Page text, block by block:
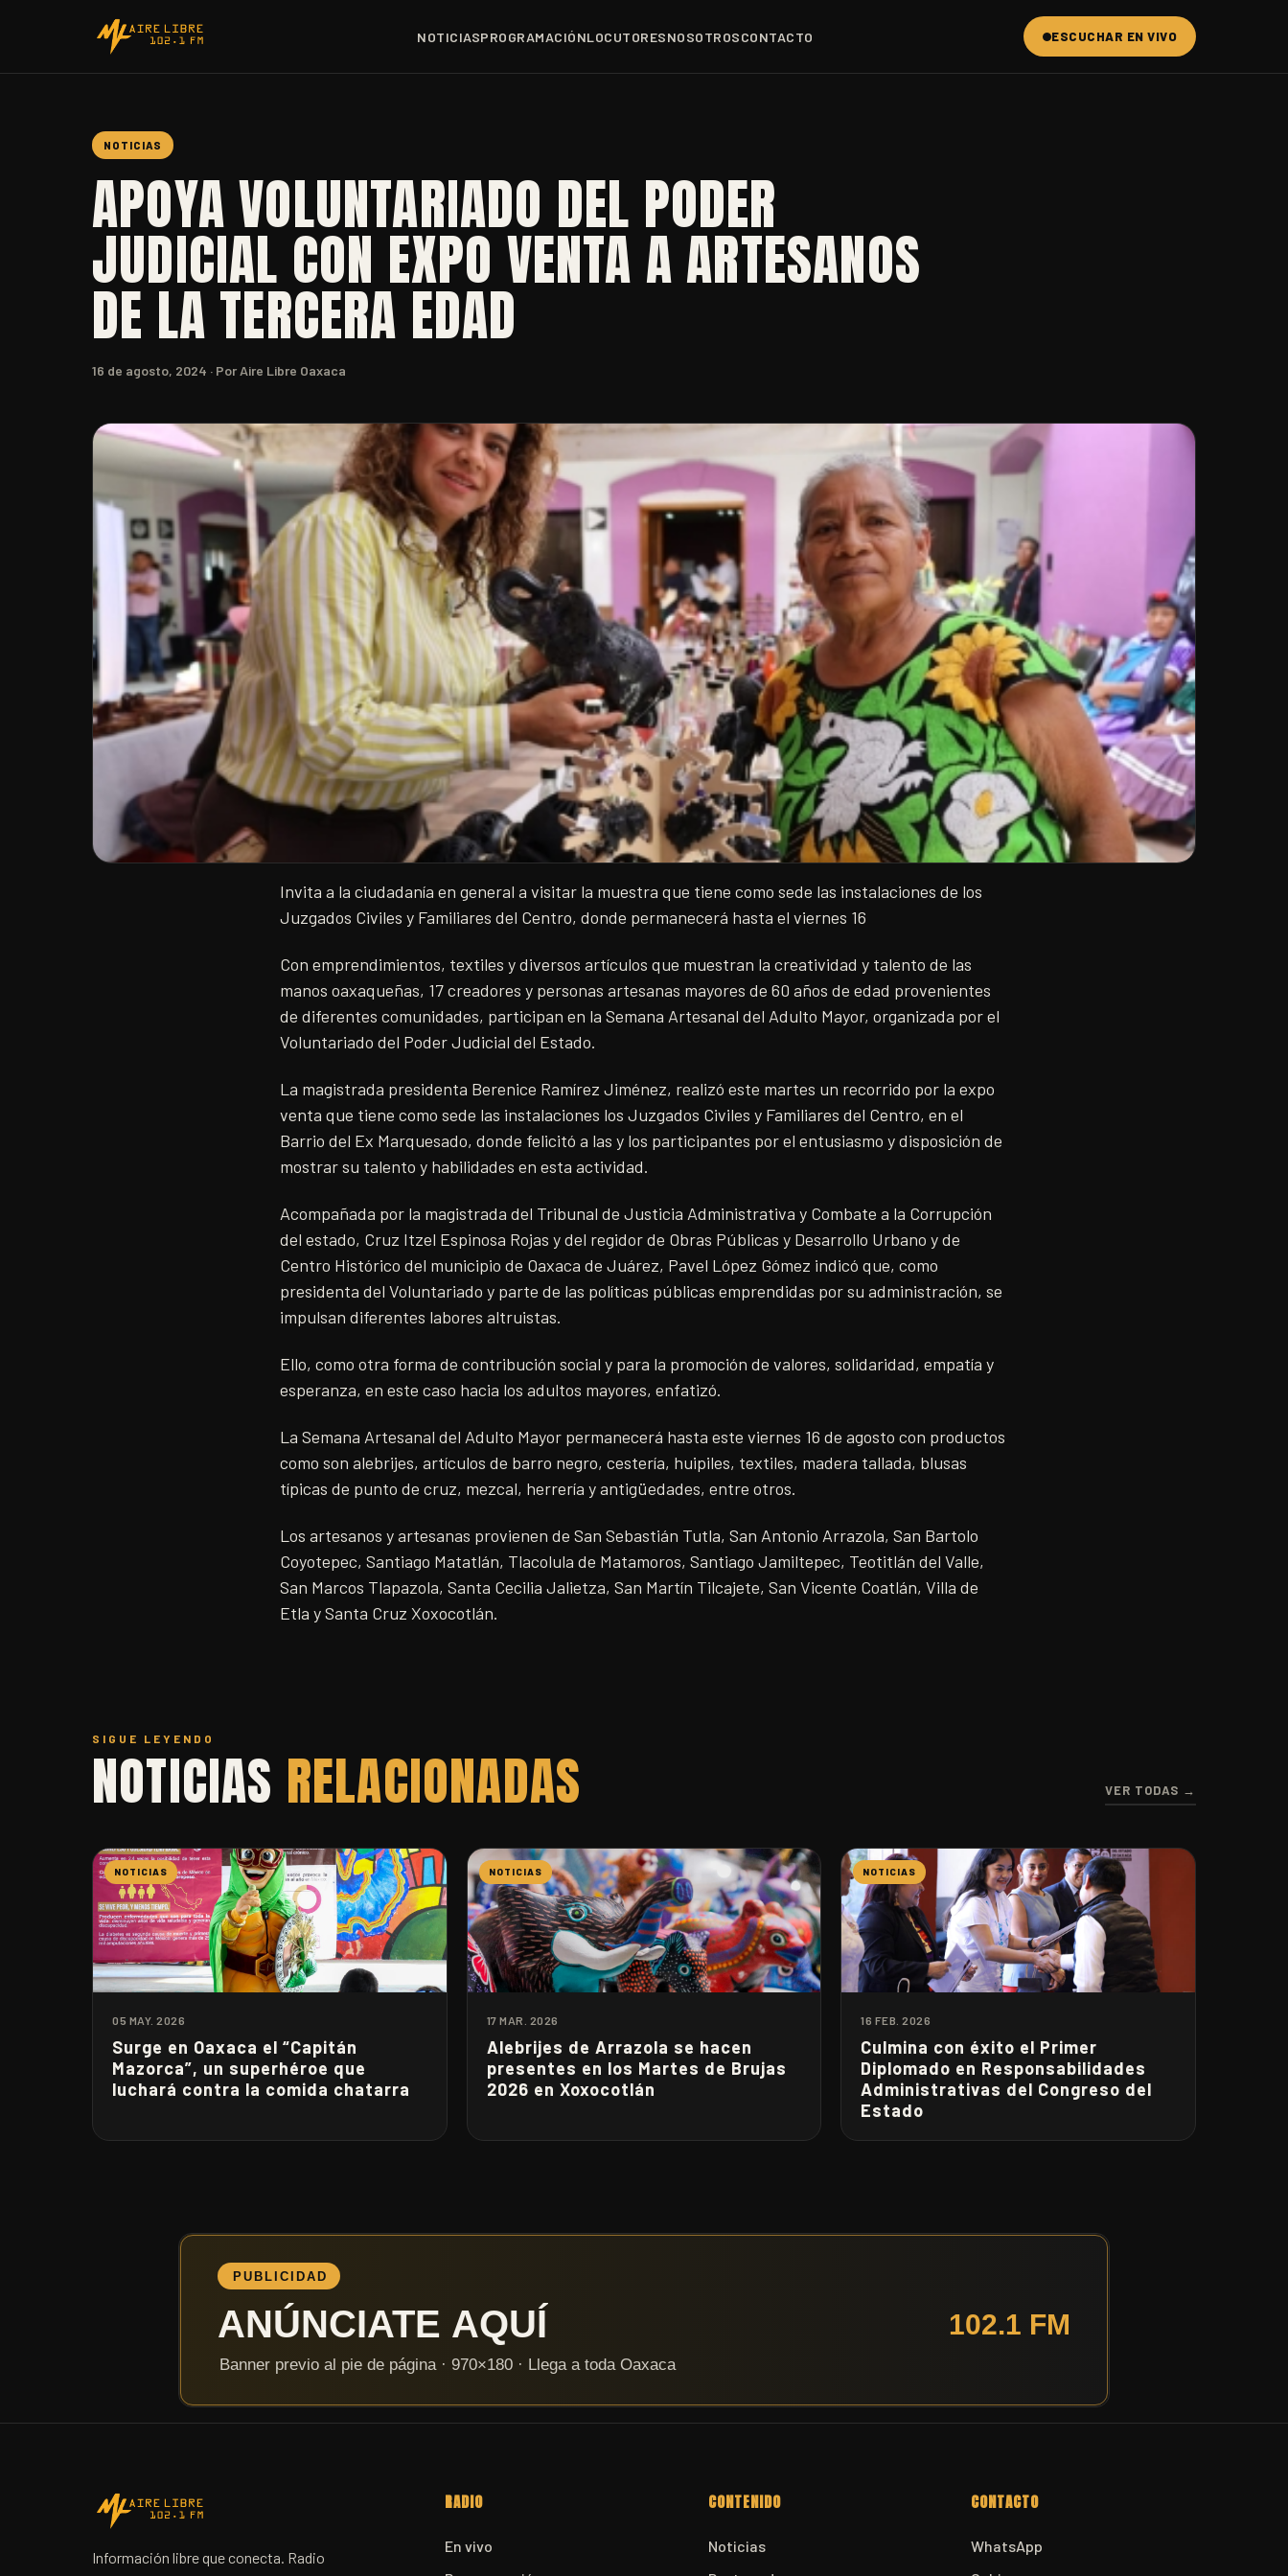
NOTICIASPROGRAMACIÓNLOCUTORESNOSOTROSCONTACTO ESCUCHAR EN VIVO
NOTICIAS
APOYA VOLUNTARIADO DEL PODER
JUDICIAL CON EXPO VENTA A ARTESANOS
DE LA TERCERA EDAD
16 de agosto, 2024 · Por Aire Libre Oaxaca
Invita a la ciudadanía en general a visitar la muestra que tiene como sede las instalaciones de los
Juzgados Civiles y Familiares del Centro, donde permanecerá hasta el viernes 16
Con emprendimientos, textiles y diversos artículos que muestran la creatividad y talento de las
manos oaxaqueñas, 17 creadores y personas artesanas mayores de 60 años de edad provenientes
de diferentes comunidades, participan en la Semana Artesanal del Adulto Mayor, organizada por el
Voluntariado del Poder Judicial del Estado.
La magistrada presidenta Berenice Ramírez Jiménez, realizó este martes un recorrido por la expo
venta que tiene como sede las instalaciones los Juzgados Civiles y Familiares del Centro, en el
Barrio del Ex Marquesado, donde felicitó a las y los participantes por el entusiasmo y disposición de
mostrar su talento y habilidades en esta actividad.
Acompañada por la magistrada del Tribunal de Justicia Administrativa y Combate a la Corrupción
del estado, Cruz Itzel Espinosa Rojas y del regidor de Obras Públicas y Desarrollo Urbano y de
Centro Histórico del municipio de Oaxaca de Juárez, Pavel López Gómez indicó que, como
presidenta del Voluntariado y parte de las políticas públicas emprendidas por su administración, se
impulsan diferentes labores altruistas.
Ello, como otra forma de contribución social y para la promoción de valores, solidaridad, empatía y
esperanza, en este caso hacia los adultos mayores, enfatizó.
La Semana Artesanal del Adulto Mayor permanecerá hasta este viernes 16 de agosto con productos
como son alebrijes, artículos de barro negro, cestería, huipiles, textiles, madera tallada, blusas
típicas de punto de cruz, mezcal, herrería y antigüedades, entre otros.
Los artesanos y artesanas provienen de San Sebastián Tutla, San Antonio Arrazola, San Bartolo
Coyotepec, Santiago Matatlán, Tlacolula de Matamoros, Santiago Jamiltepec, Teotitlán del Valle,
San Marcos Tlapazola, Santa Cecilia Jalietza, San Martín Tilcajete, San Vicente Coatlán, Villa de
Etla y Santa Cruz Xoxocotlán.
SIGUE LEYENDO
NOTICIAS RELACIONADAS VER TODAS →
NOTICIAS
05 MAY. 2026
Surge en Oaxaca el “Capitán
Mazorca”, un superhéroe que
luchará contra la comida chatarra
NOTICIAS
17 MAR. 2026
Alebrijes de Arrazola se hacen
presentes en los Martes de Brujas
2026 en Xoxocotlán
NOTICIAS
16 FEB. 2026
Culmina con éxito el Primer
Diplomado en Responsabilidades
Administrativas del Congreso del
Estado
Información libre que conecta. Radio
RADIO
En vivo
CONTENIDO
Noticias
CONTACTO
WhatsApp